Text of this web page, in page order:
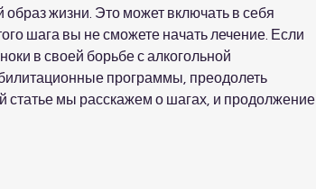
образ жизни. Это может включать в себя
шага вы не сможете начать лечение. Если
в своей борьбе с алкогольной
программы, преодолеть
статье мы расскажем о шагах, и продолжение